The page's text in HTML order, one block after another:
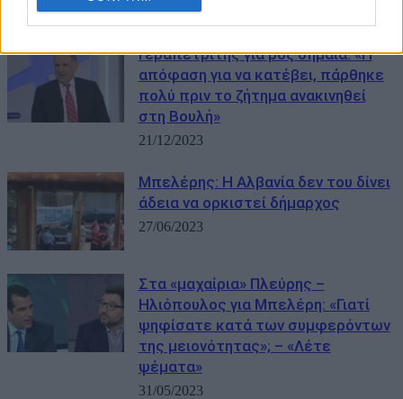
ΜΠΟΡΕΙ ΝΑ ΣΑΣ ΕΝΔΙΑΦΕΡΕΙ
Γεραπετρίτης για ροζ σημαία: «Η
απόφαση για να κατέβει, πάρθηκε
πολύ πριν το ζήτημα ανακινηθεί
στη Βουλή»
21/12/2023
Μπελέρης: Η Αλβανία δεν του δίνει
άδεια να ορκιστεί δήμαρχος
27/06/2023
Στα «μαχαίρια» Πλεύρης –
Ηλιόπουλος για Μπελέρη: «Γιατί
ψηφίσατε κατά των συμφερόντων
της μειονότητας»; – «Λέτε
ψέματα»
31/05/2023